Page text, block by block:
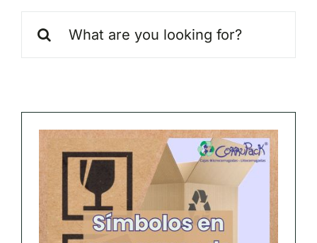
for: